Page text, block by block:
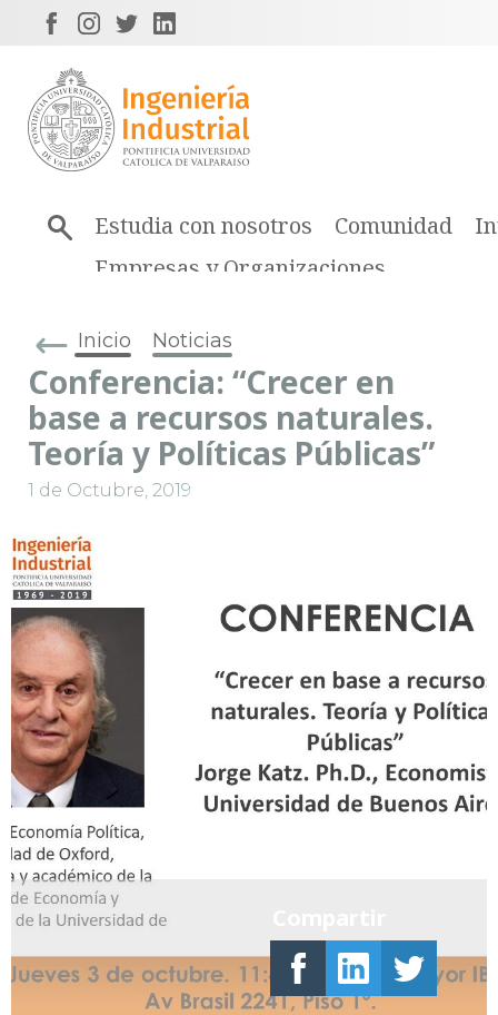
Estudia con nosotros Comunidad
Empresas y Organizaciones
Inicio Noticias
Conferencia: “Crecer en
base a recursos naturales.
Teoría y Políticas Públicas”
1 de Octubre, 2019